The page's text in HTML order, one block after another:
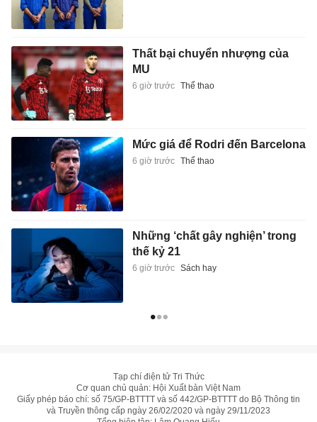
Thất bại chuyển nhượng của
MU
6 giờ trước Thể thao
Mức giá để Rodri đến Barcelona
6 giờ trước Thể thao
Những ‘chất gây nghiện’ trong
thế kỷ 21
6 giờ trước Sách hay
Tạp chí điện tử Tri Thức
Cơ quan chủ quản: Hội Xuất bản Việt Nam
Giấy phép báo chí: số 75/GP-BTTTT và số 442/GP-BTTTT do Bộ Thông tin
và Truyền thông cấp ngày 26/02/2020 và ngày 29/11/2023